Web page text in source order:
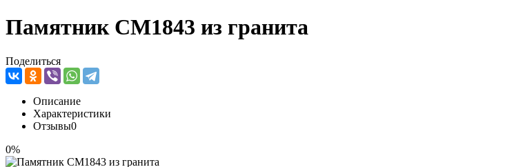
Памятник CM1843 из гранита
Поделиться
Описание
Характеристики
Отзывы0
0%